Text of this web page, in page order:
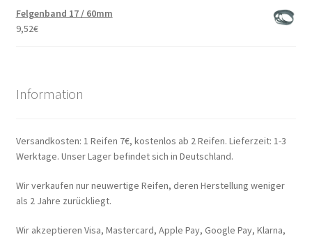
Felgenband 17 / 60mm
9,52€
Information
Versandkosten: 1 Reifen 7€, kostenlos ab 2 Reifen. Lieferzeit: 1-3
Werktage. Unser Lager befindet sich in Deutschland.
Wir verkaufen nur neuwertige Reifen, deren Herstellung weniger
als 2 Jahre zurückliegt.
Wir akzeptieren Visa, Mastercard, Apple Pay, Google Pay, Klarna,